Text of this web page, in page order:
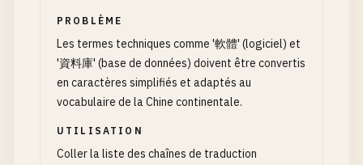
PROBLÈME
Les termes techniques comme '軟體' (logiciel) et
'資料庫' (base de données) doivent être convertis
en caractères simplifiés et adaptés au
vocabulaire de la Chine continentale.
UTILISATION
Coller la liste des chaînes de traduction